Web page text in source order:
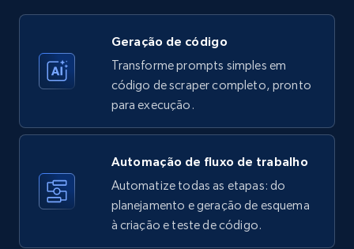
Amazon products - Collects products by
specific keywords
Title, Seller name, Brand, Description, Initial
35.2K+ 5.7K+ Comece grátis
Geração de código
Transforme prompts simples em
código de scraper completo, pronto
para execução.
Automação de fluxo de trabalho
Automatize todas as etapas: do
planejamento e geração de esquema
à criação e teste de código.